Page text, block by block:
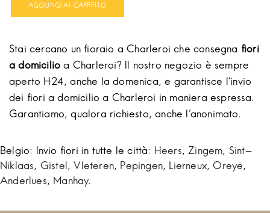
originale
AGGIUNGI AL CARRELLO
Stai cercano un fioraio a Charleroi che consegna fiori
a domicilio a Charleroi? Il nostro negozio è sempre
aperto H24, anche la domenica, e garantisce l'invio
dei fiori a domicilio a Charleroi in maniera espressa.
Garantiamo, qualora richiesto, anche l'anonimato.
Belgio: Invio fiori in tutte le città: Heers,Zingem, Sint-
Niklaas, Gistel,Vleteren, Pepingen, Lierneux,Oreye,
Anderlues, Manhay.